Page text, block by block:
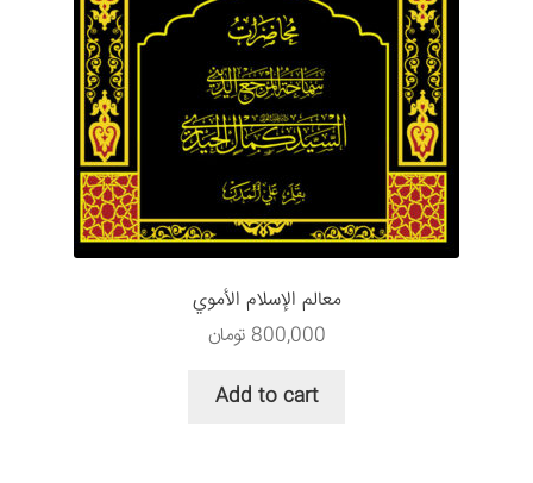
حساب کاربری من
سبد خرید
قوانین و مقررات
معالم الإسلام الأموي
800,000 تومان
Add to cart